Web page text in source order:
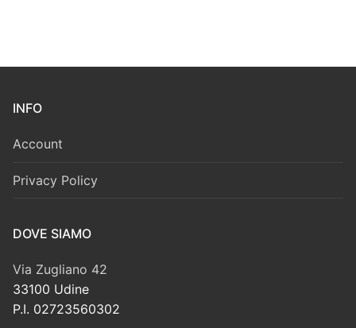
INFO
Account
Privacy Policy
DOVE SIAMO
Via Zugliano 42
33100 Udine
P.I. 02723560302